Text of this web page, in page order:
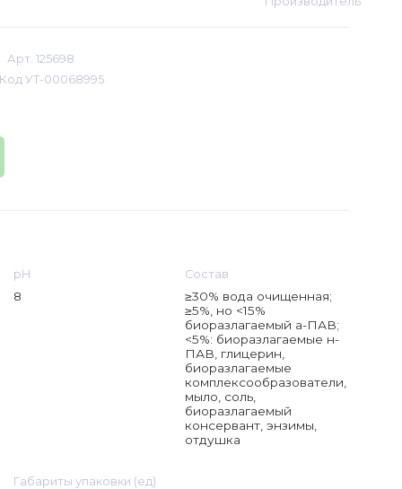
Арт. 125698
Код УТ-00068995
рН
8
Состав
≥30% вода очищенная;
≥5%, но <15%
биоразлагаемый а-ПАВ;
<5%: биоразлагаемые н-
ПАВ, глицерин,
биоразлагаемые
комплексообразователи,
мыло, соль,
биоразлагаемый
консервант, энзимы,
отдушка
Габариты упаковки (ед)